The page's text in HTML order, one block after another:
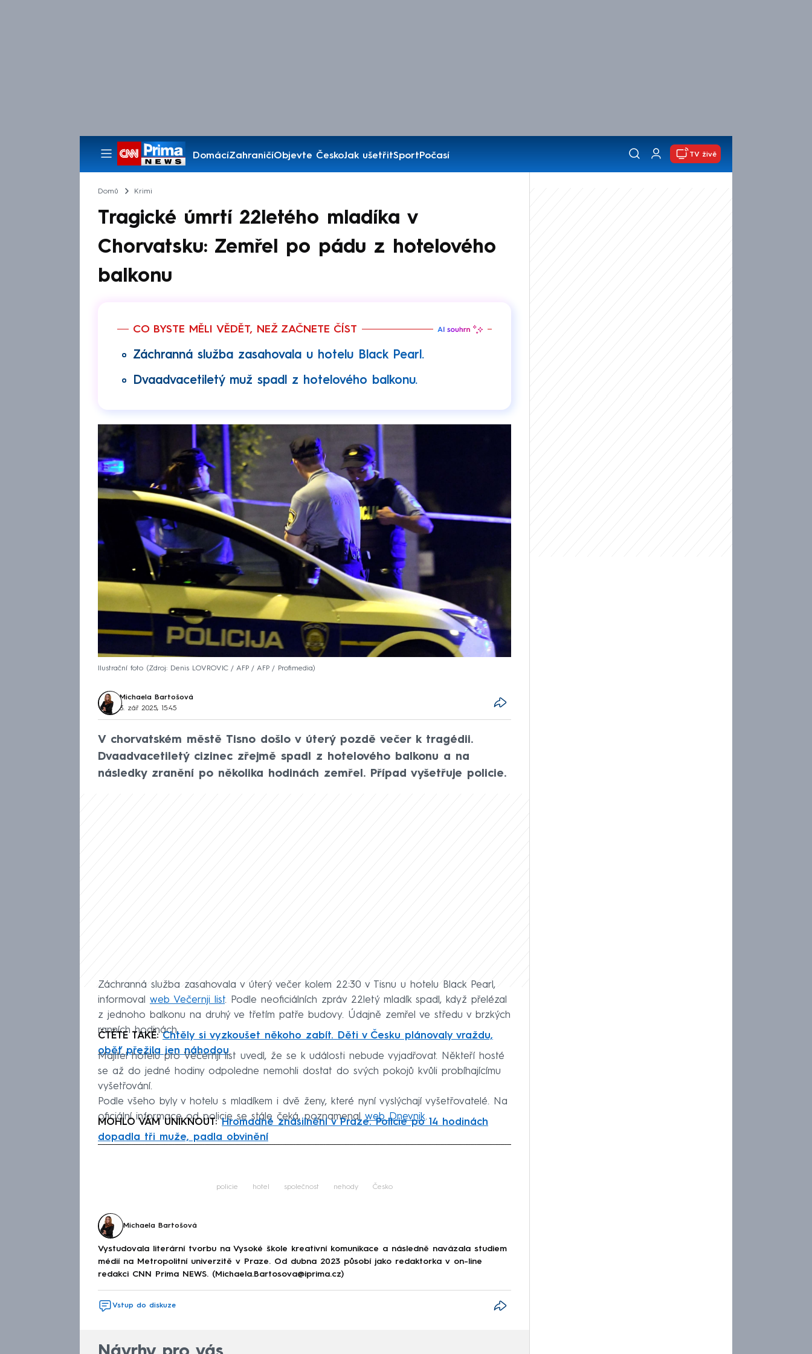
DomácíZahraničíObjevte ČeskoJak ušetřitSportPočasí
Pořady
TV živě
Domů Krimi
Tragické úmrtí 22letého mladíka v
Chorvatsku: Zemřel po pádu z hotelového
balkonu
CO BYSTE MĚLI VĚDĚT, NEŽ ZAČNETE ČÍST
Záchranná služba zasahovala u hotelu Black Pearl.
Dvaadvacetiletý muž spadl z hotelového balkonu.
Ilustrační foto Zdroj: Denis LOVROVIC / AFP / AFP / Profimedia
Michaela Bartošová
3. zář 2025, 15:45
V chorvatském městě Tisno došlo v úterý pozdě večer k tragédii.
Dvaadvacetiletý cizinec zřejmě spadl z hotelového balkonu a na
následky zranění po několika hodinách zemřel. Případ vyšetřuje policie.
Záchranná služba zasahovala v úterý večer kolem 22:30 v Tisnu u hotelu Black Pearl,
informoval web Večernji list. Podle neoficiálních zpráv 22letý mladík spadl, když přelézal
z jednoho balkonu na druhý ve třetím patře budovy. Údajně zemřel ve středu v brzkých
ranních hodinách.
ČTĚTE TAKÉ:Chtěly si vyzkoušet někoho zabít. Děti v Česku plánovaly vraždu,
oběť přežila jen náhodou
Majitel hotelu pro Večernji list uvedl, že se k události nebude vyjadřovat. Někteří hosté
se až do jedné hodiny odpoledne nemohli dostat do svých pokojů kvůli probíhajícímu
vyšetřování.
Podle všeho byly v hotelu s mladíkem i dvě ženy, které nyní vyslýchají vyšetřovatelé. Na
oficiální informace od policie se stále čeká, poznamenal web Dnevnik.
MOHLO VÁM UNIKNOUT:Hromadné znásilnění v Praze. Policie po 14 hodinách
dopadla tři muže, padla obvinění
policie hotel společnost nehody Česko
Michaela Bartošová
Vystudovala literární tvorbu na Vysoké škole kreativní komunikace a následně navázala studiem
médií na Metropolitní univerzitě v Praze. Od dubna 2023 působí jako redaktorka v on-line
redakci CNN Prima NEWS. (Michaela.Bartosova@iprima.cz)
Vstup do diskuze